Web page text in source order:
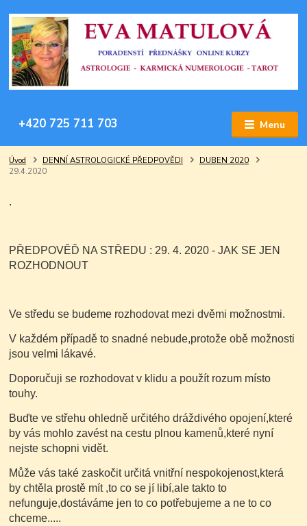
Menu
+420 725 711 703
Úvod DENNÍ ASTROLOGICKÉ PŘEDPOVĚDI
DUBEN 2020
29.4.2020
.
PŘEDPOVĚĎ NA STŘEDU : 29. 4. 2020 - JAK SE JEN
ROZHODNOUT
Ve středu se budeme rozhodovat mezi dvěmi možnostmi.
V každém případě to snadné nebude,protože obě možnosti
jsou velmi lákavé.
Doporučuji se rozhodovat v klidu a použít rozum místo
touhy.
Buďte ve střehu ohledně určitého dráždivého opojení,které
by vás mohlo zavést na cestu plnou kamenů,které nyní
nejste schopni vidět.
Může vás také zaskočit určitá vnitřní nespokojenost,která
by chtěla prostě mít ,to co se jí libí,ale takto to
nefunguje,dostáváme jen to co potřebujeme a ne to co
chceme.....